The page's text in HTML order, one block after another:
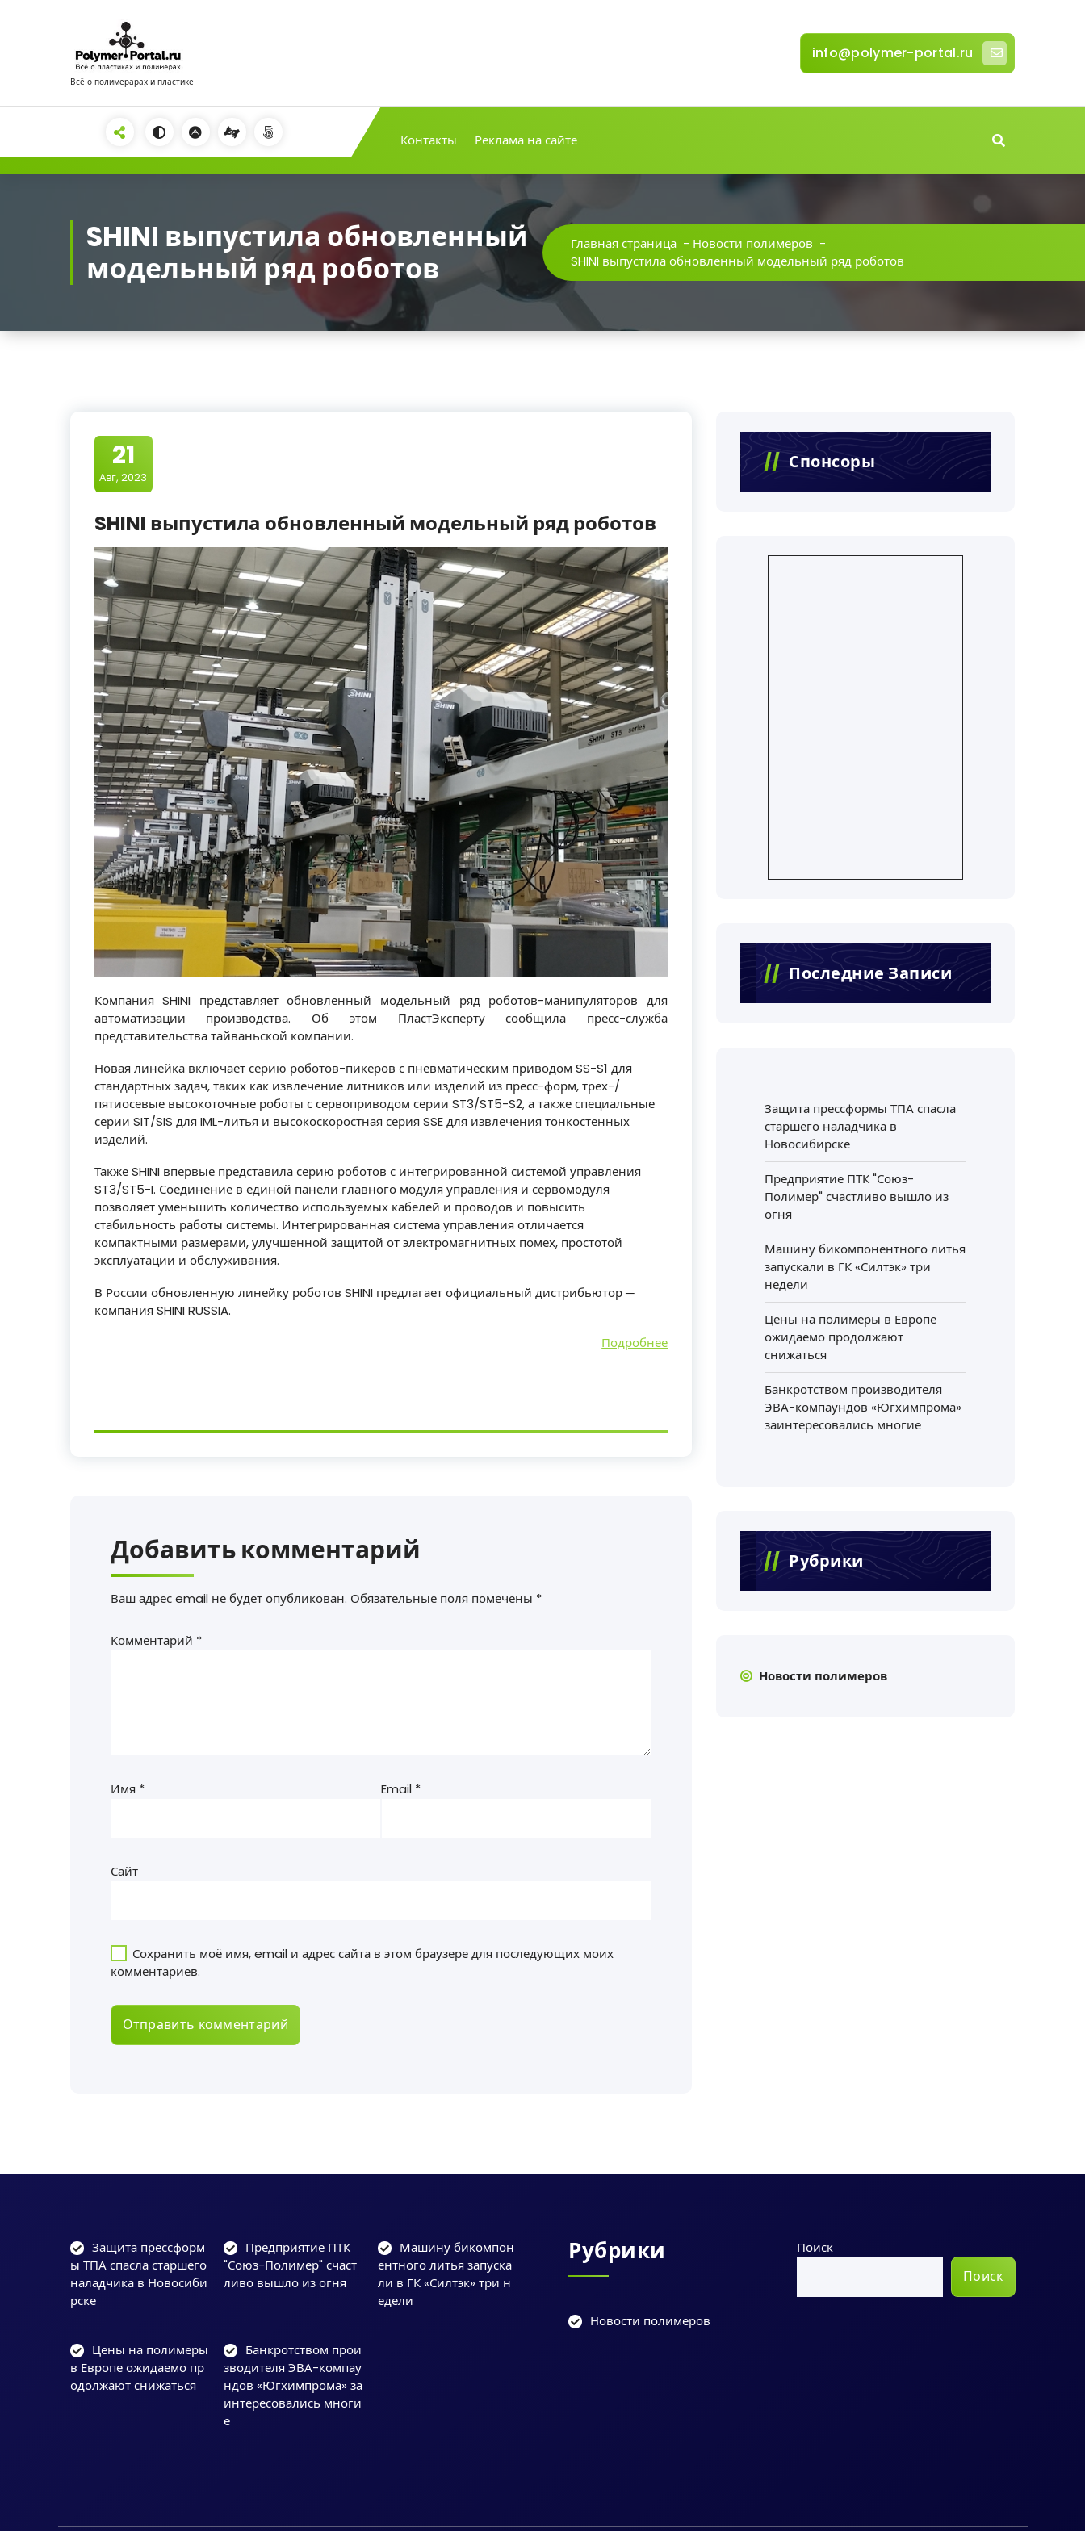
Всё о полимерарах и пластике
info@polymer-portal.ru
Контакты Реклама на сайте
SHINI выпустила обновленный
модельный ряд роботов
Главная страница - Новости полимеров -
SHINI выпустила обновленный модельный ряд роботов
21
Авг, 2023
SHINI выпустила обновленный модельный ряд роботов
Компания SHINI представляет обновленный модельный ряд роботов-манипуляторов для
автоматизации производства. Об этом ПластЭксперту сообщила пресс-служба
представительства тайваньской компании.
Новая линейка включает серию роботов-пикеров с пневматическим приводом SS-S1 для
стандартных задач, таких как извлечение литников или изделий из пресс-форм, трех-/
пятиосевые высокоточные роботы с сервоприводом серии ST3/ST5-S2, а также специальные
серии SIT/SIS для IML-литья и высокоскоростная серия SSE для извлечения тонкостенных
изделий.
Также SHINI впервые представила серию роботов с интегрированной системой управления
ST3/ST5-I. Соединение в единой панели главного модуля управления и сервомодуля
позволяет уменьшить количество используемых кабелей и проводов и повысить
стабильность работы системы. Интегрированная система управления отличается
компактными размерами, улучшенной защитой от электромагнитных помех, простотой
эксплуатации и обслуживания.
В России обновленную линейку роботов SHINI предлагает официальный дистрибьютор ─
компания SHINI RUSSIA.
Подробнее
Добавить комментарий
Ваш адрес email не будет опубликован. Обязательные поля помечены *
Комментарий *
Имя * Email *
Сайт
Сохранить моё имя, email и адрес сайта в этом браузере для последующих моих
комментариев.
Спонсоры
Последние Записи
Защита прессформы ТПА спасла
старшего наладчика в
Новосибирске
Предприятие ПТК "Союз-
Полимер" счастливо вышло из
огня
Машину бикомпонентного литья
запускали в ГК «Силтэк» три
недели
Цены на полимеры в Европе
ожидаемо продолжают
снижаться
Банкротством производителя
ЭВА-компаундов «Югхимпрома»
заинтересовались многие
Рубрики
Новости полимеров
Защита прессформ
ы ТПА спасла старшего
наладчика в Новосиби
рске
Предприятие ПТК
"Союз-Полимер" счаст
ливо вышло из огня
Машину бикомпон
ентного литья запуска
ли в ГК «Силтэк» три н
едели
Цены на полимеры
в Европе ожидаемо пр
одолжают снижаться
Банкротством прои
зводителя ЭВА-компау
ндов «Югхимпрома» за
интересовались многи
е
Рубрики
Новости полимеров
Поиск
Поиск